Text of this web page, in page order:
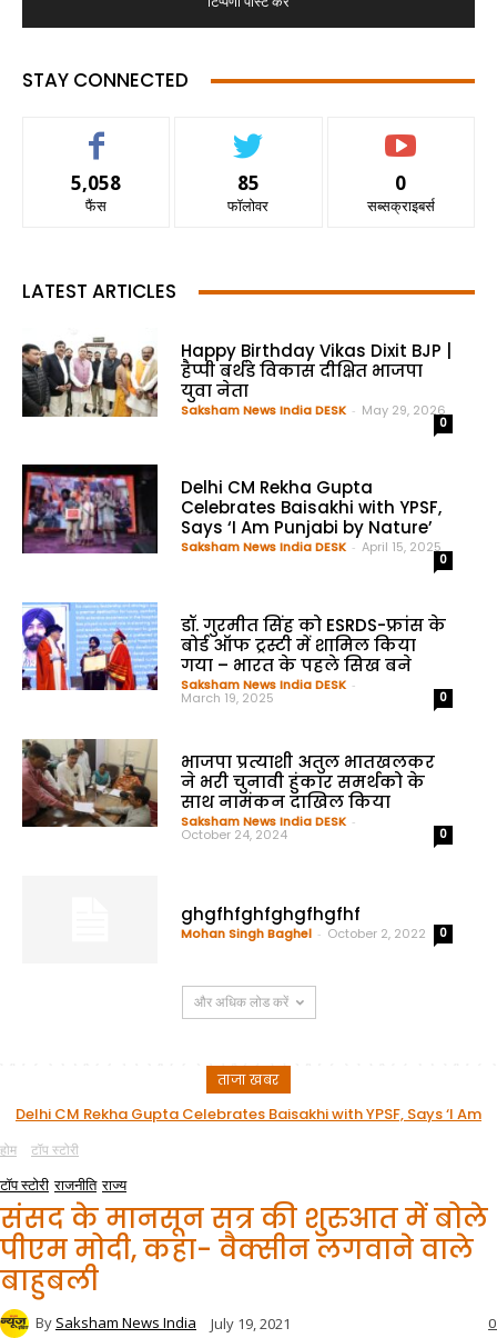
STAY CONNECTED
5,058
फैंस
85
फॉलोवर
0
सब्सक्राइबर्स
LATEST ARTICLES
Happy Birthday Vikas Dixit BJP |
हैप्पी बर्थडे विकास दीक्षित भाजपा
युवा नेता
Saksham News India DESK - May 29, 2026
0
Delhi CM Rekha Gupta
Celebrates Baisakhi with YPSF,
Says ‘I Am Punjabi by Nature’
Saksham News India DESK - April 15, 2025
0
डॉ. गुरमीत सिंह को ESRDS-फ्रांस के
बोर्ड ऑफ ट्रस्टी में शामिल किया
गया – भारत के पहले सिख बने
Saksham News India DESK -
March 19, 2025 0
भाजपा प्रत्याशी अतुल भातखलकर
ने भरी चुनावी हुंकार समर्थको के
साथ नामंकन दाखिल किया
Saksham News India DESK -
October 24, 2024 0
ghgfhfghfghgfhgfhf
Mohan Singh Baghel - October 2, 2022 0
और अधिक लोड करें